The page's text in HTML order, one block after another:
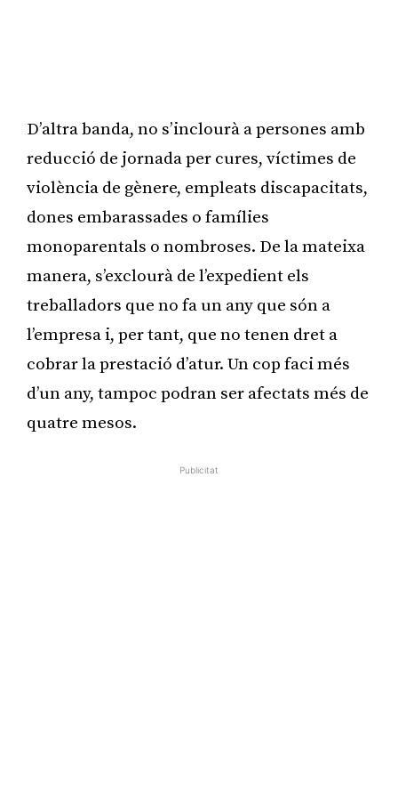
D’altra banda, no s’inclourà a persones amb
reducció de jornada per cures, víctimes de
violència de gènere, empleats discapacitats,
dones embarassades o famílies
monoparentals o nombroses. De la mateixa
manera, s’exclourà de l’expedient els
treballadors que no fa un any que són a
l’empresa i, per tant, que no tenen dret a
cobrar la prestació d’atur. Un cop faci més
d’un any, tampoc podran ser afectats més de
quatre mesos.
Publicitat